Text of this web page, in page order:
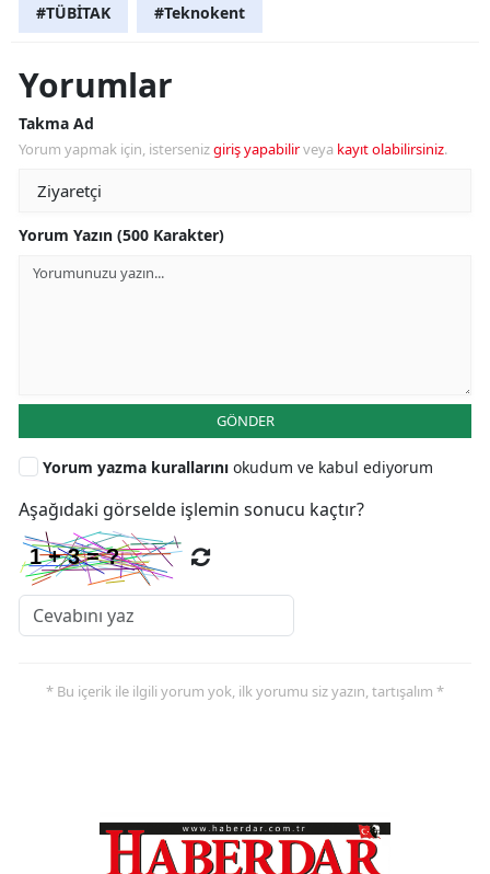
#TÜBİTAK #Teknokent
Yorumlar
Takma Ad
Yorum yapmak için, istersenizgiriş yapabilirveya kayıt olabilirsiniz.
Yorum Yazın (500 Karakter)
GÖNDER
Yorum yazma kurallarını okudum ve kabul ediyorum
Aşağıdaki görselde işlemin sonucu kaçtır?
* Bu içerik ile ilgili yorum yok, ilk yorumu siz yazın, tartışalım *